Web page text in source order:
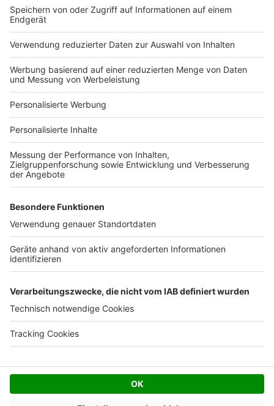
Bauprojekt-Quiz
Häuser-Suche
Hausanbieter-Suche
Bauprojekt-Profil
Für Unternehmen
Ihre Baufirma auf bauen.de
Kostenloses Infogespräch
Facebook
Twitter